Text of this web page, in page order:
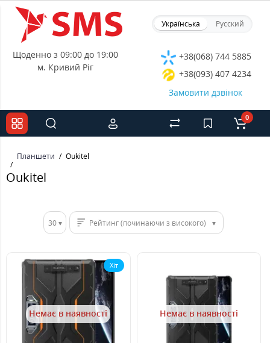
Українська Русский
Щоденно з 09:00 до 19:00
м. Кривий Ріг
+38(068) 744 5885
+38(093) 407 4234
Замовити дзвінок
0
Планшети Oukitel
Oukitel
30 Рейтинг (починаючи з високого)
Хіт
Немає в наявності Немає в наявності